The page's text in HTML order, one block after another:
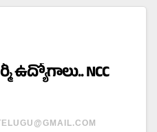
NCC